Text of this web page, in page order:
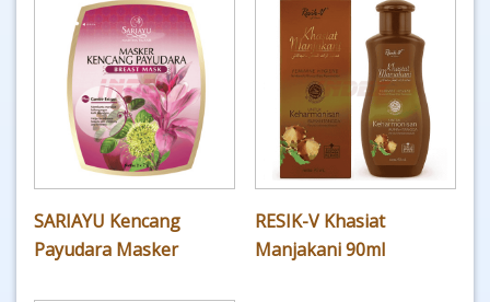
SARIAYU Kencang
Payudara Masker
RESIK-V Khasiat
Manjakani 90ml